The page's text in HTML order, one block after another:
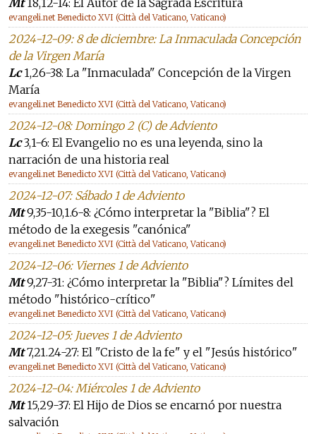
Mt18,12-14: El Autor de la Sagrada Escritura
evangeli.net Benedicto XVI (Città del Vaticano, Vaticano)
2024-12-09: 8 de diciembre: La Inmaculada Concepción
de la Virgen María
Lc1,26-38: La "Inmaculada" Concepción de la Virgen
María
evangeli.net Benedicto XVI (Città del Vaticano, Vaticano)
2024-12-08: Domingo 2 (C) de Adviento
Lc3,1-6: El Evangelio no es una leyenda, sino la
narración de una historia real
evangeli.net Benedicto XVI (Città del Vaticano, Vaticano)
2024-12-07: Sábado 1 de Adviento
Mt9,35-10,1.6-8: ¿Cómo interpretar la "Biblia"? El
método de la exegesis "canónica"
evangeli.net Benedicto XVI (Città del Vaticano, Vaticano)
2024-12-06: Viernes 1 de Adviento
Mt9,27-31: ¿Cómo interpretar la "Biblia"? Límites del
método "histórico-crítico"
evangeli.net Benedicto XVI (Città del Vaticano, Vaticano)
2024-12-05: Jueves 1 de Adviento
Mt7,21.24-27: El "Cristo de la fe" y el "Jesús histórico"
evangeli.net Benedicto XVI (Città del Vaticano, Vaticano)
2024-12-04: Miércoles 1 de Adviento
Mt15,29-37: El Hijo de Dios se encarnó por nuestra
salvación